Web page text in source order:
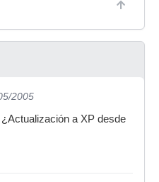
2005
a XP desde